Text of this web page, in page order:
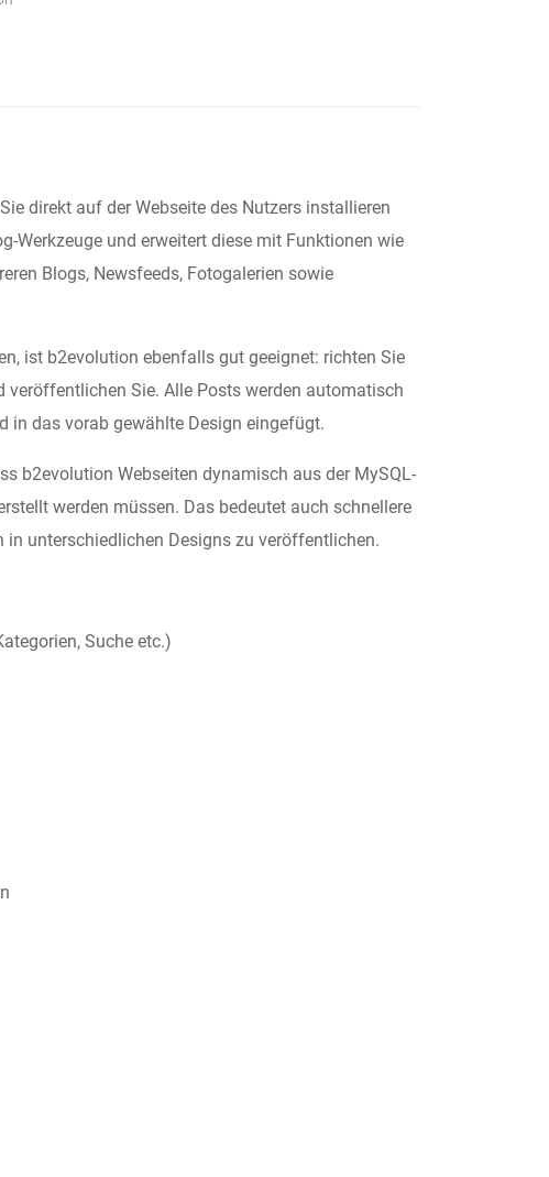
direkt auf der Webseite des Nutzers installieren
Werkzeuge und erweitert diese mit Funktionen wie
Blogs, Newsfeeds, Fotogalerien sowie
ist b2evolution ebenfalls gut geeignet: richten Sie
Sie. Alle Posts werden automatisch
in das vorab gewählte Design eingefügt.
b2evolution Webseiten dynamisch aus der MySQL-
werden müssen. Das bedeutet auch schnellere
unterschiedlichen Designs zu veröffentlichen.
Suche etc.)